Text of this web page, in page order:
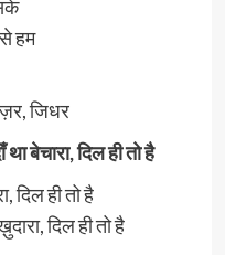
हम
जिधर
बेचारा, दिल ही तो है
दिल ही तो है
दिल ही तो है